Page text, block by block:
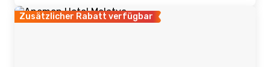
Zusätzlicher Rabatt verfügbar